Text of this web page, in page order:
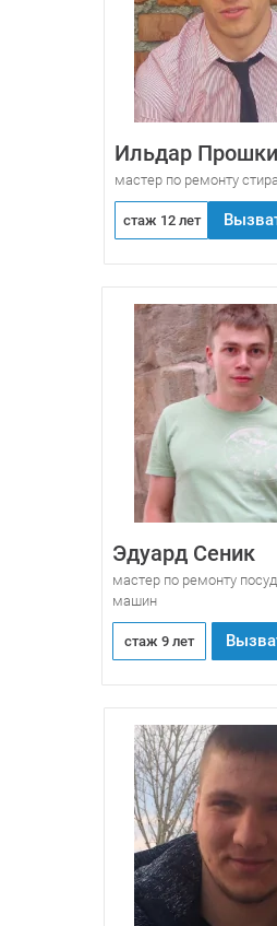
Ильдар
мастер по ремонту
стаж 12 лет
Эдуард Сеник
мастер по ремонту
машин
стаж 9 лет